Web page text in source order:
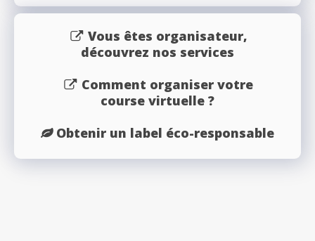
Vous êtes organisateur,
découvrez nos services
Comment organiser votre
course virtuelle ?
Obtenir un label éco-responsable